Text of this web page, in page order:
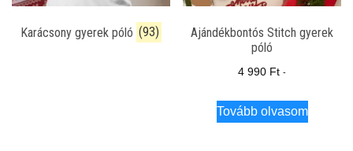
Karácsony gyerek póló (93)
Ajándékbontós Stitch gyerek
póló
4 990 Ft -
Tovább olvasom